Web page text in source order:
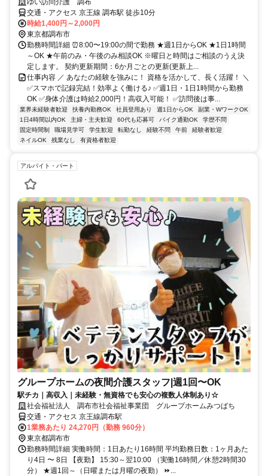
交通・アクセス 京王線 調布駅 徒歩10分
時給1,400円～2,000円
東京都調布市
勤務時間詳細 ⏰8:00〜19:00の間で勤務 ★週1日からOK ★1日1時間
～OK ★午前のみ・午後のみ相談OK ※曜日と時間はご相談のうえ決
定します。 契約更新期間：6か月ごとの更新(更新上...
仕事内容 ／ あなたの経験を強みに！ 資格を活かして、長く活躍！ ＼
✅スマホで記録完結！効率よく働ける♪ ✅週1日・1日1時間から勤務
OK ✅身体介護は時給2,000円！高収入可能！ ✅訪問後は事...
業界未経験者歓迎 扶養内勤務OK 社員登用あり 週1日からOK
副業・WワークOK
1日4時間以内OK
主婦・主夫歓迎 60代も応募可 バイク通勤OK
学歴不問
固定時間制
職場見学可 学生歓迎 転勤なし 経験不問 午前
経験者歓迎
ネイルOK
残業なし 有資格者歓迎
アルバイト・パート
グループホームの夜間介護スタッフ|週1回〜OK
駅チカ｜高収入｜未経験・無資格でも安心の複数人体制あり☆
社会福祉法人 調布市社会福祉事業団 グループホームみつばち
交通・アクセス 京王線調布駅
1業務あたり 24,270円（勤務 960分）
東京都調布市
勤務時間詳細 実働時間：1日あたり16時間 平均勤務日数：1ヶ月あた
り4日 〜 8日 【夜勤】 15:30～翌10:00 （実働16時間／休憩2時間30
分） ★週1回～（日曜または月曜の夜勤） ⏩...